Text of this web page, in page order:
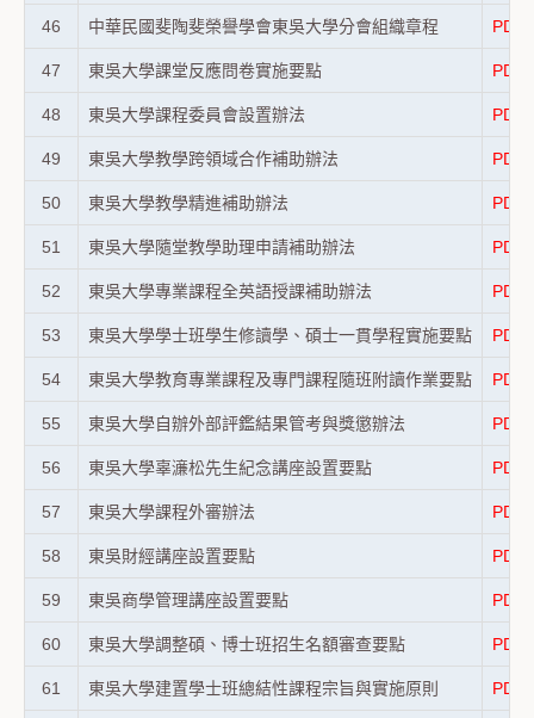
46 中華民國斐陶斐榮譽學會東吳大學分會組織章程 PDF
47 東吳大學課堂反應問卷實施要點 PDF
48 東吳大學課程委員會設置辦法 PDF
49 東吳大學教學跨領域合作補助辦法 PDF
50 東吳大學教學精進補助辦法 PDF
51 東吳大學隨堂教學助理申請補助辦法 PDF
52 東吳大學專業課程全英語授課補助辦法 PDF
53 東吳大學學士班學生修讀學、碩士一貫學程實施要點 PDF
54 東吳大學教育專業課程及專門課程隨班附讀作業要點 PDF
55 東吳大學自辦外部評鑑結果管考與獎懲辦法 PDF
56 東吳大學辜濓松先生紀念講座設置要點 PDF
57 東吳大學課程外審辦法 PDF
58 東吳財經講座設置要點 PDF
59 東吳商學管理講座設置要點 PDF
60 東吳⼤學調整碩、博⼠班招生名額審查要點 PDF
61 東吳大學建置學士班總結性課程宗旨與實施原則 PDF